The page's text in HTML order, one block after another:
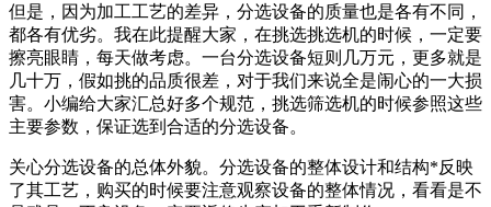
但是，因为加工工艺的差异，分选设备的质量也是各有不同，
都各有优劣。我在此提醒大家，在挑选挑选机的时候，一定要
擦亮眼睛，每天做考虑。一台分选设备短则几万元，更多就是
几十万，假如挑的品质很差，对于我们来说全是闹心的一大损
害。小编给大家汇总好多个规范，挑选筛选机的时候参照这些
主要参数，保证选到合适的分选设备。
关心分选设备的总体外貌。分选设备的整体设计和结构*反映
了其工艺，购买的时候要注意观察设备的整体情况，看看是不